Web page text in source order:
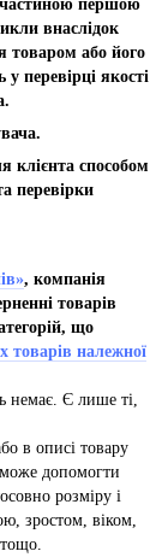
частиною першою
внаслідок
товаром або його
перевірці якості
клієнта способом
перевірки
, компанія
товарів
що
товарів належної
немає. Є лише ті,
в описі товару
допомогти
розміру і
зростом, віком,